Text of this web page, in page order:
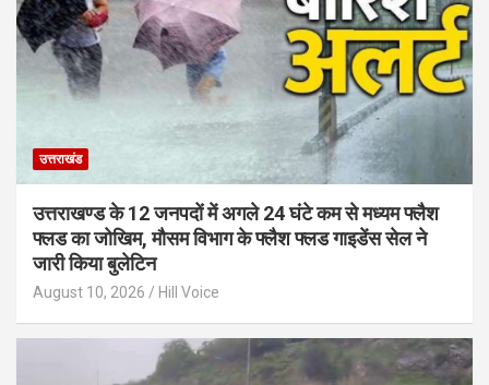
उत्तराखंड
उत्तराखण्ड के 12 जनपदों में अगले 24 घंटे कम से मध्यम फ्लैश
फ्लड का जोखिम, मौसम विभाग के फ्लैश फ्लड गाइडेंस सेल ने
जारी किया बुलेटिन
August 10, 2026 Hill Voice